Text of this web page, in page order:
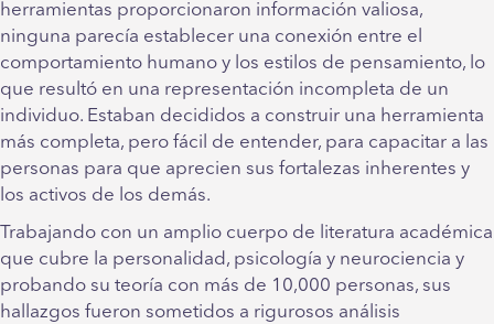
herramientas proporcionaron información valiosa,
ninguna parecía establecer una conexión entre el
comportamiento humano y los estilos de pensamiento, lo
que resultó en una representación incompleta de un
individuo. Estaban decididos a construir una herramienta
más completa, pero fácil de entender, para capacitar a las
personas para que aprecien sus fortalezas inherentes y
los activos de los demás.
Trabajando con un amplio cuerpo de literatura académica
que cubre la personalidad, psicología y neurociencia y
probando su teoría con más de 10,000 personas, sus
hallazgos fueron sometidos a rigurosos análisis